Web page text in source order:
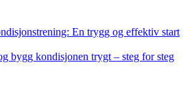
En trygg og effektiv start
bygg kondisjonen trygt – steg for steg